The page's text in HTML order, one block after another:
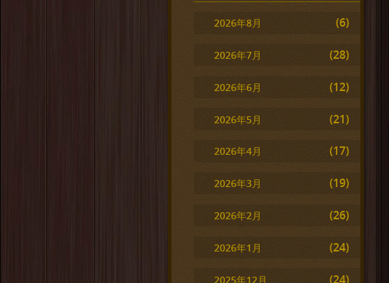
2026年8月 (6)
2026年7月 (28)
2026年6月 (12)
2026年5月 (21)
2026年4月 (17)
2026年3月 (19)
2026年2月 (26)
2026年1月 (24)
2025年12月 (24)